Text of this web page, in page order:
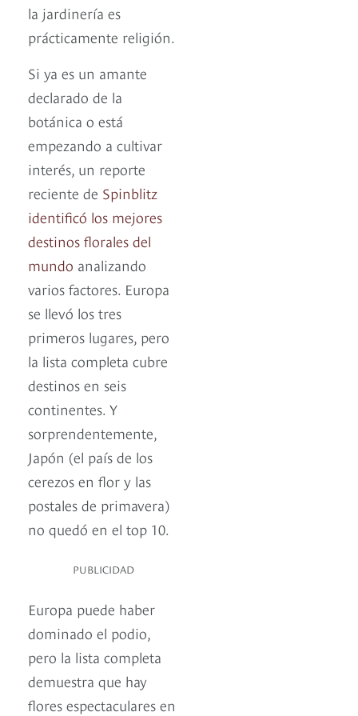
la jardinería es
prácticamente religión.
Si ya es un amante
declarado de la
botánica o está
empezando a cultivar
interés, un reporte
reciente de Spinblitz
identificó los mejores
destinos florales del
mundo analizando
varios factores. Europa
se llevó los tres
primeros lugares, pero
la lista completa cubre
destinos en seis
continentes. Y
sorprendentemente,
Japón (el país de los
cerezos en flor y las
postales de primavera)
no quedó en el top 10.
PUBLICIDAD
Europa puede haber
dominado el podio,
pero la lista completa
demuestra que hay
flores espectaculares en